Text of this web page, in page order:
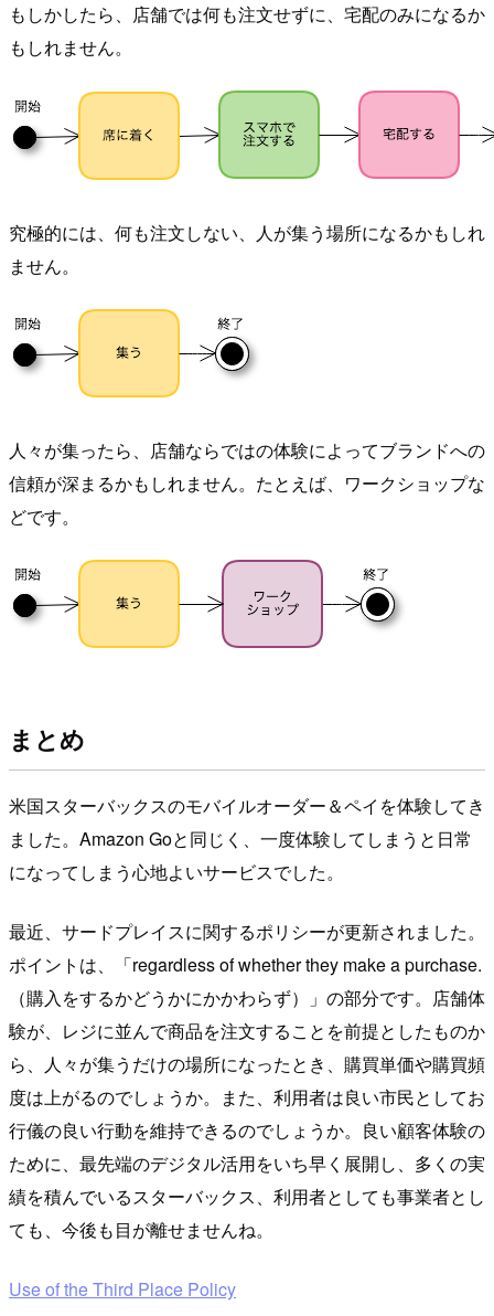
もしかしたら、店舗では何も注文せずに、宅配のみになるか
もしれません。
究極的には、何も注文しない、人が集う場所になるかもしれ
ません。
人々が集ったら、店舗ならではの体験によってブランドへの
信頼が深まるかもしれません。たとえば、ワークショップな
どです。
まとめ
米国スターバックスのモバイルオーダー＆ペイを体験してき
ました。Amazon Goと同じく、一度体験してしまうと日常
になってしまう心地よいサービスでした。
最近、サードプレイスに関するポリシーが更新されました。
ポイントは、「regardless of whether they make a purchase.
（購入をするかどうかにかかわらず）」の部分です。店舗体
験が、レジに並んで商品を注文することを前提としたものか
ら、人々が集うだけの場所になったとき、購買単価や購買頻
度は上がるのでしょうか。また、利用者は良い市民としてお
行儀の良い行動を維持できるのでしょうか。良い顧客体験の
ために、最先端のデジタル活用をいち早く展開し、多くの実
績を積んでいるスターバックス、利用者としても事業者とし
ても、今後も目が離せませんね。
Use of the Third Place Policy